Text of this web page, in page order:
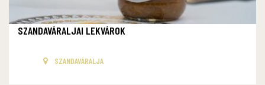
SZANDAVÁRALJAI LEKVÁROK
SZANDAVÁRALJA